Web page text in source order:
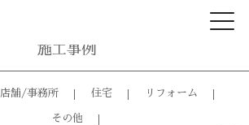
施工事例
店舗/事務所 住宅 リフォーム
その他